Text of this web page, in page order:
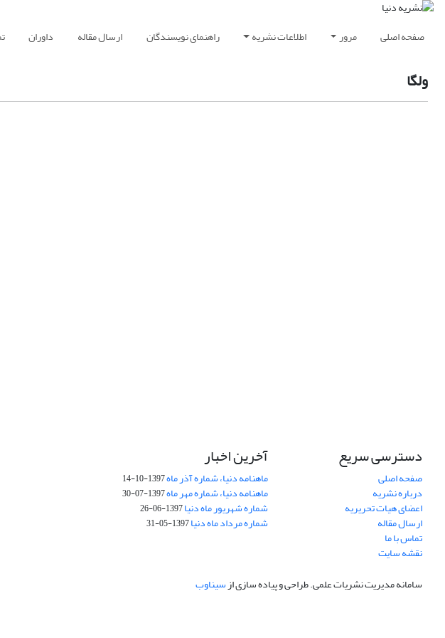
صفحه اصلی مرور اطلاعات نشریه راهنمای نویسندگان ارسال مقاله داوران
ولگا
دسترسی سریع
صفحه اصلی
درباره نشریه
اعضای هیات تحریریه
ارسال مقاله
تماس با ما
نقشه سایت
آخرین اخبار
ماهنامه دنیا، شماره آذر ماه1397-10-14
ماهنامه دنیا، شماره مهر ماه1397-07-30
شماره شهریور ماه دنیا1397-06-26
شماره مرداد ماه دنیا1397-05-31
سامانه مدیریت نشریات علمی.طراحی و پیاده سازی ازسیناوب